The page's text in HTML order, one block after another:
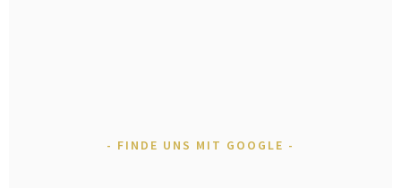
FINDE UNS MIT GOOGLE